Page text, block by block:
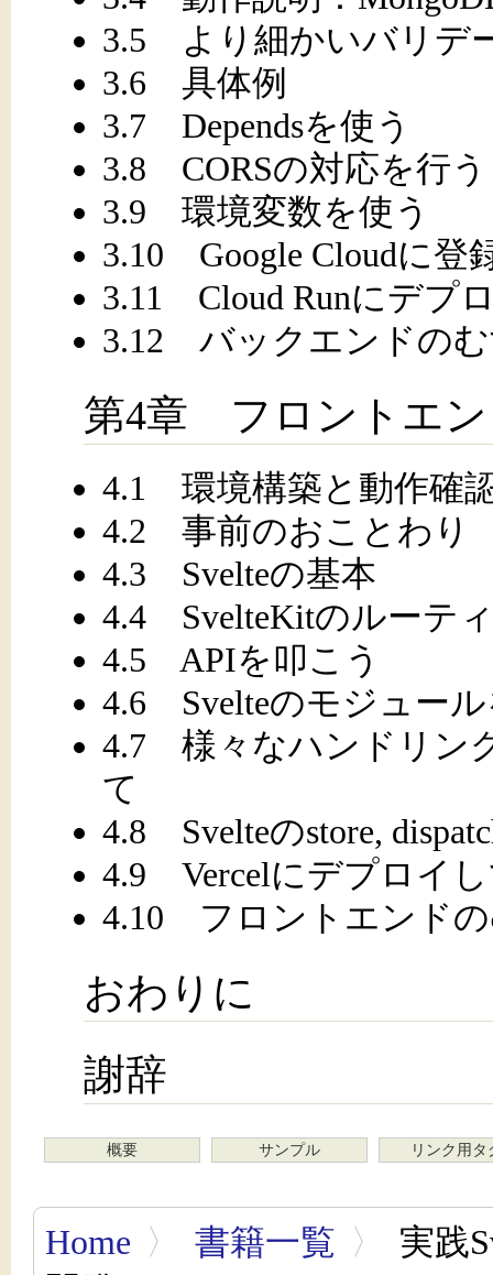
3.5 より細かいバリデ
3.6 具体例
3.7 Dependsを使う
3.8 CORSの対応を行う
3.9 環境変数を使う
3.10 Google Cloudに登
3.11 Cloud Runにデプ
3.12 バックエンドの
第4章 フロントエン
4.1 環境構築と動作確
4.2 事前のおことわり
4.3 Svelteの基本
4.4 SvelteKitのルーテ
4.5 APIを叩こう
4.6 Svelteのモジュー
4.7 様々なハンドリン
て
4.8 Svelteのstore,
4.9 Vercelにデプロイ
4.10 フロントエンド
おわりに
謝辞
概要 サンプル リンク用タ
Home 〉 書籍一覧 〉
実践